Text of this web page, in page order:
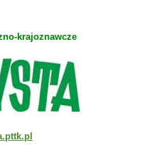
krajoznawcze